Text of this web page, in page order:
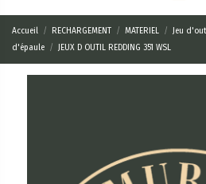
Accueil RECHARGEMENT MATERIEL Jeu
d'épaule
JEUX D OUTIL REDDING 351 WSL